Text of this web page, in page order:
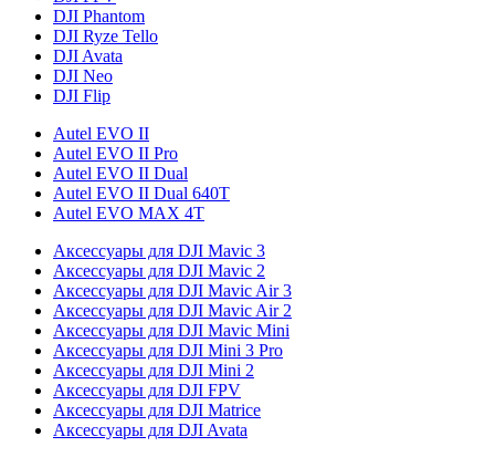
DJI Phantom
DJI Ryze Tello
DJI Avata
DJI Neo
DJI Flip
Autel EVO II
Autel EVO II Pro
Autel EVO II Dual
Autel EVO II Dual 640T
Autel EVO MAX 4T
Аксессуары для DJI Mavic 3
Аксессуары для DJI Mavic 2
Аксессуары для DJI Mavic Air 3
Аксессуары для DJI Mavic Air 2
Аксессуары для DJI Mavic Mini
Аксессуары для DJI Mini 3 Pro
Аксессуары для DJI Mini 2
Аксессуары для DJI FPV
Аксессуары для DJI Matrice
Аксессуары для DJI Avata